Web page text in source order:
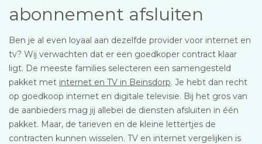
abonnement afsluiten
Ben je al even loyaal aan dezelfde provider voor internet en
tv? Wij verwachten dat er een goedkoper contract klaar
ligt. De meeste families selecteren een samengesteld
pakket met internet en TV in Beinsdorp. Je hebt dan recht
op goedkoop internet en digitale televisie. Bij het gros van
de aanbieders mag jij allebei de diensten afsluiten in één
pakket. Maar, de tarieven en de kleine lettertjes de
contracten kunnen wisselen. TV en internet vergelijken is